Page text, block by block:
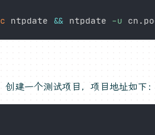
ntpdate && ntpdate -u
一个测试项目，项目地址如下：